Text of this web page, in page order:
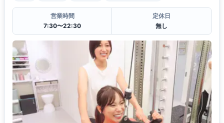
営業時間
7:30〜22:30
定休日
無し